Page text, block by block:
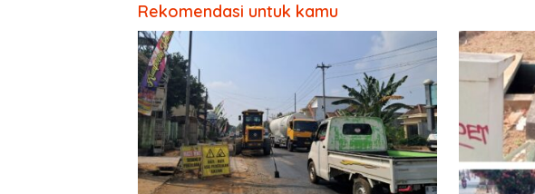
Rekomendasi untuk kamu